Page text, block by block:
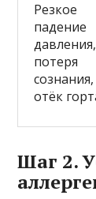
Резкое
падение
давления,
потеря
сознания,
отёк
Шаг 2.